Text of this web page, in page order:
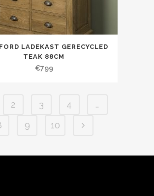
LADEKAST GERECYCLED
TEAK 88CM
€799
2 3 4
…
9 10